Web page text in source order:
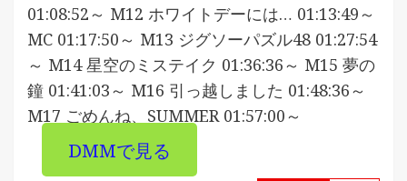
01:08:52～ M12 ホワイトデーには… 01:13:49～
MC 01:17:50～ M13 ジグソーパズル48 01:27:54
～ M14 星空のミステイク 01:36:36～ M15 夢の
鐘 01:41:03～ M16 引っ越しました 01:48:36～
M17 ごめんね、SUMMER 01:57:00～
DMMで見る